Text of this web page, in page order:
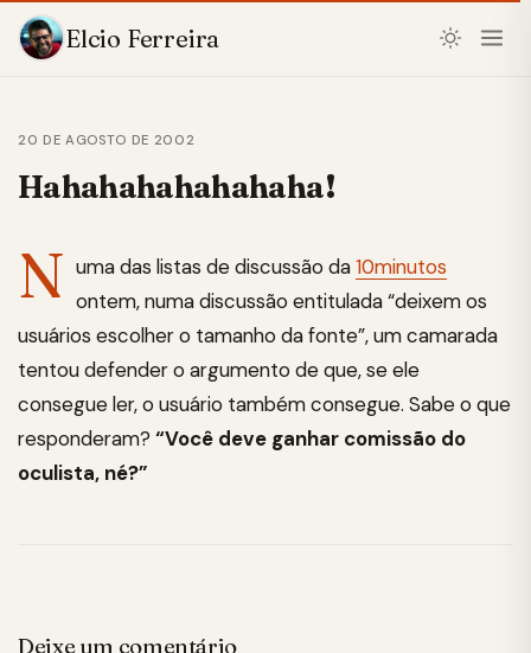
Elcio Ferreira
20 DE AGOSTO DE 2002
Hahahahahahahaha!
N uma das listas de discussão da10minutos
ontem, numa discussão entitulada “deixem os
usuários escolher o tamanho da fonte”, um camarada
tentou defender o argumento de que, se ele
consegue ler, o usuário também consegue. Sabe o que
responderam? “Você deve ganhar comissão do
oculista, né?”
Deixe um comentário